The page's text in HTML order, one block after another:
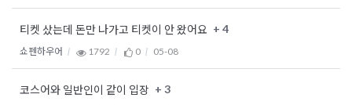
티켓 샀는데 돈만 나가고 티켓이 안 왔어요 + 4
쇼펜하우어 1792 0 05-08
코스어와 일반인이 같이 입장 + 3